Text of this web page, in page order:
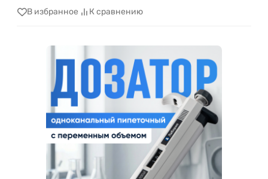
В избранное К сравнению